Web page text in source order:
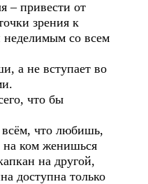
– привести от
зрения к
со всем
а не вступает во
что бы
что любишь,
на ком женишься
на другой,
доступна только